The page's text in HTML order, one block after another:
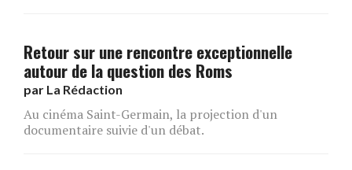
Retour sur une rencontre exceptionnelle
autour de la question des Roms
par La Rédaction
Au cinéma Saint-Germain, la projection d'un
documentaire suivie d'un débat.